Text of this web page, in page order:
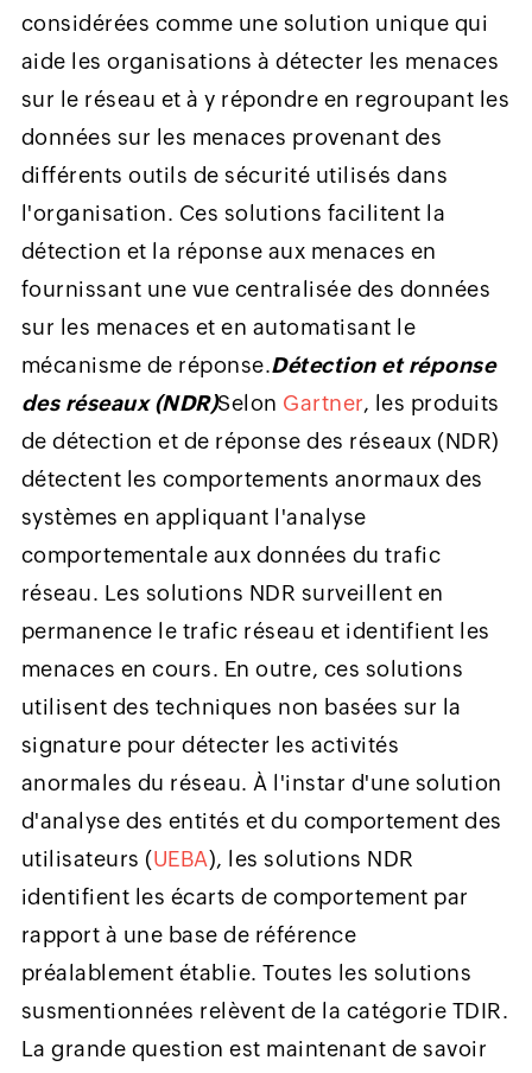
considérées comme une solution unique qui
aide les organisations à détecter les menaces
sur le réseau et à y répondre en regroupant les
données sur les menaces provenant des
différents outils de sécurité utilisés dans
l'organisation. Ces solutions facilitent la
détection et la réponse aux menaces en
fournissant une vue centralisée des données
sur les menaces et en automatisant le
mécanisme de réponse.Détection et réponse
des réseaux (NDR)Selon Gartner, les produits
de détection et de réponse des réseaux (NDR)
détectent les comportements anormaux des
systèmes en appliquant l'analyse
comportementale aux données du trafic
réseau. Les solutions NDR surveillent en
permanence le trafic réseau et identifient les
menaces en cours. En outre, ces solutions
utilisent des techniques non basées sur la
signature pour détecter les activités
anormales du réseau. À l'instar d'une solution
d'analyse des entités et du comportement des
utilisateurs (UEBA), les solutions NDR
identifient les écarts de comportement par
rapport à une base de référence
préalablement établie. Toutes les solutions
susmentionnées relèvent de la catégorie TDIR.
La grande question est maintenant de savoir